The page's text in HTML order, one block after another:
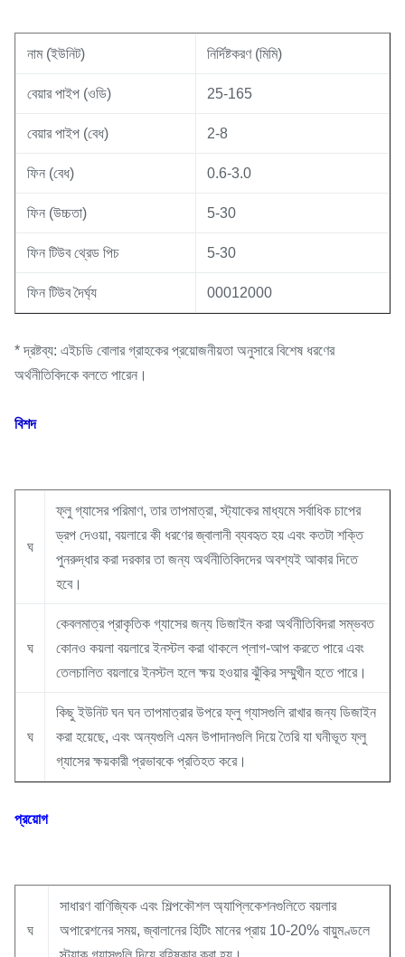
নাম (ইউনিট) নির্দিষ্টকরণ (মিমি)
বেয়ার পাইপ (ওডি) 25-165
বেয়ার পাইপ (বেধ) 2-8
ফিন (বেধ) 0.6-3.0
ফিন (উচ্চতা) 5-30
ফিন টিউব থ্রেড পিচ 5-30
ফিন টিউব দৈর্ঘ্য 00012000
* দ্রষ্টব্য: এইচডি বোলার গ্রাহকের প্রয়োজনীয়তা অনুসারে বিশেষ ধরণের
অর্থনীতিবিদকে বলতে পারেন।
বিশদ
ঘ
ফ্লু গ্যাসের পরিমাণ, তার তাপমাত্রা, স্ট্যাকের মাধ্যমে সর্বাধিক চাপের
ড্রপ দেওয়া, বয়লারে কী ধরণের জ্বালানী ব্যবহৃত হয় এবং কতটা শক্তি
পুনরুদ্ধার করা দরকার তা জন্য অর্থনীতিবিদদের অবশ্যই আকার দিতে
হবে।
ঘ
কেবলমাত্র প্রাকৃতিক গ্যাসের জন্য ডিজাইন করা অর্থনীতিবিদরা সম্ভবত
কোনও কয়লা বয়লারে ইনস্টল করা থাকলে প্লাগ-আপ করতে পারে এবং
তেলচালিত বয়লারে ইনস্টল হলে ক্ষয় হওয়ার ঝুঁকির সম্মুখীন হতে পারে।
ঘ
কিছু ইউনিট ঘন ঘন তাপমাত্রার উপরে ফ্লু গ্যাসগুলি রাখার জন্য ডিজাইন
করা হয়েছে, এবং অন্যগুলি এমন উপাদানগুলি দিয়ে তৈরি যা ঘনীভূত ফ্লু
গ্যাসের ক্ষয়কারী প্রভাবকে প্রতিহত করে।
প্রয়োগ
ঘ
সাধারণ বাণিজ্যিক এবং শিল্পকৌশল অ্যাপ্লিকেশনগুলিতে বয়লার
অপারেশনের সময়, জ্বালানের হিটিং মানের প্রায় 10-20% বায়ুমণ্ডলে